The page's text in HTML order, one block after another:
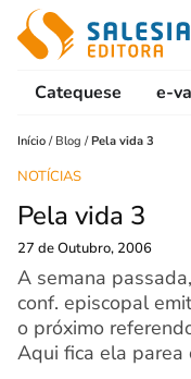
Catequese e-
Início / Blog /Pela vida 3
NOTÍCIAS
Pela vida 3
27 de Outubro, 2006
A semana
conf. episcopal
o próximo
Aqui fica ela parea